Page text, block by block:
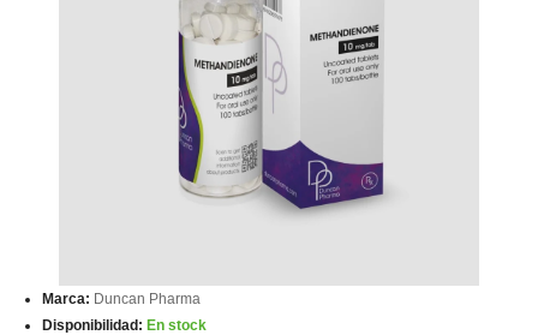
Marca: Duncan Pharma
Disponibilidad: En stock